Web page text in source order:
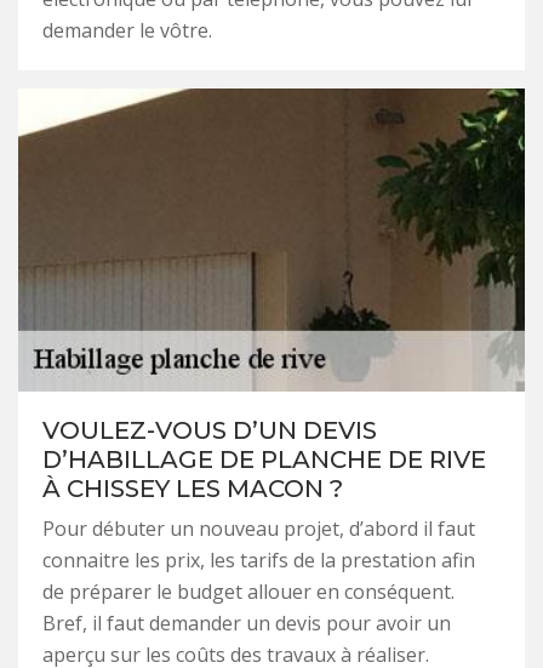
demander le vôtre.
VOULEZ-VOUS D’UN DEVIS
D’HABILLAGE DE PLANCHE DE RIVE
À CHISSEY LES MACON ?
Pour débuter un nouveau projet, d’abord il faut
connaitre les prix, les tarifs de la prestation afin
de préparer le budget allouer en conséquent.
Bref, il faut demander un devis pour avoir un
aperçu sur les coûts des travaux à réaliser.